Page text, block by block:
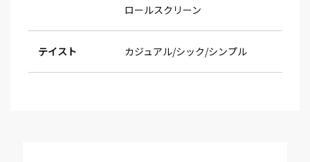
ロールスクリーン
テイスト カジュアル シック シンプル